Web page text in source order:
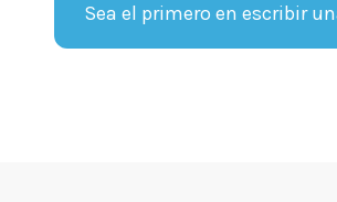
Sea el primero en escribir